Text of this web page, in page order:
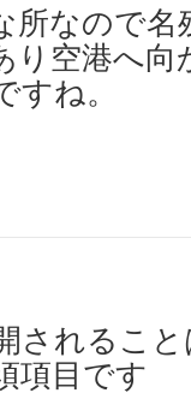
所なので
り空港へ
ね。
されるこ
項目です